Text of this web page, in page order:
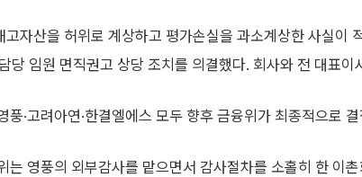
고자산을 허위로 계상하고 평가손실을 과소계상한 사실이
당 임원 면직권고 상당 조치를 의결했다. 회사와 전 대표
풍·고려아연·한결엘에스 모두 향후 금융위가 최종적으로
는 영풍의 외부감사를 맡으면서 감사절차를 소홀히 한 이